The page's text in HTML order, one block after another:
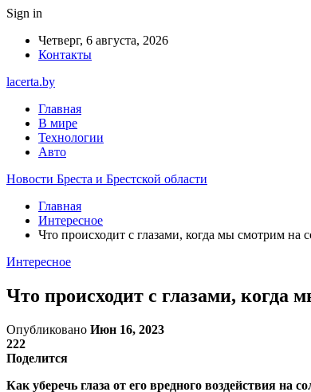
Sign in
Четверг, 6 августа, 2026
Контакты
lacerta.by
Главная
В мире
Технологии
Авто
Новости Бреста и Брестской области
Главная
Интересное
Что происходит с глазами, когда мы смотрим на
Интересное
Что происходит с глазами, когда
Опубликовано Июн 16, 2023
222
Поделится
Как уберечь глаза от его вредного воздействия